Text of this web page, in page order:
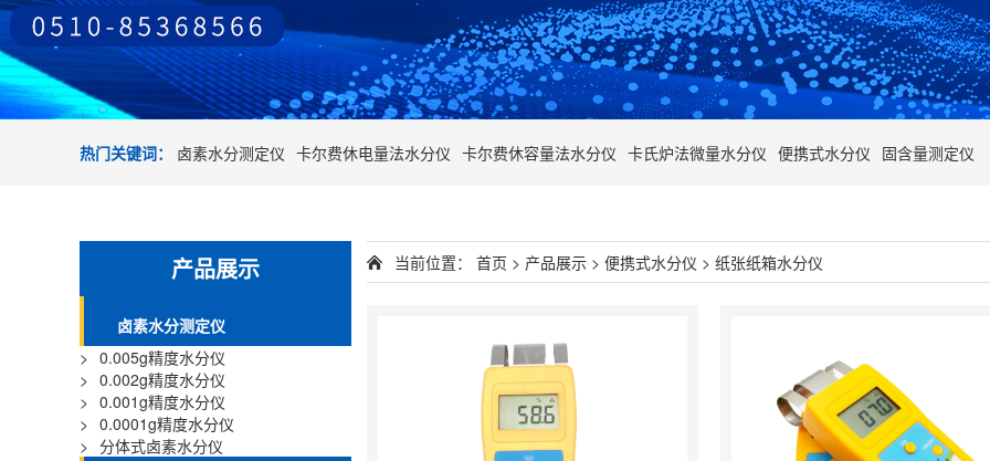
热门关键词： 卤素水分测定仪 卡尔费休电量法水分仪 卡尔费休容量法水分仪 卡氏炉法微量水分仪 便携式水分仪 固含量测定仪
产品展示
卤素水分测定仪
> 0.005g精度水分仪
> 0.002g精度水分仪
> 0.001g精度水分仪
> 0.0001g精度水分仪
> 分体式卤素水分仪
当前位置： 首页 > 产品展示 > 便携式水分仪 > 纸张纸箱水分仪